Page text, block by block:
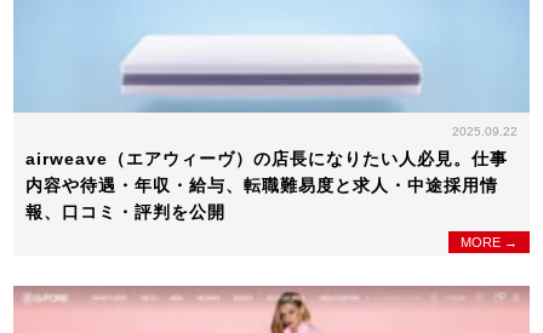
2025.09.22
airweave（エアウィーヴ）の店長になりたい人必見。仕事
内容や待遇・年収・給与、転職難易度と求人・中途採用情
報、口コミ・評判を公開
MORE →